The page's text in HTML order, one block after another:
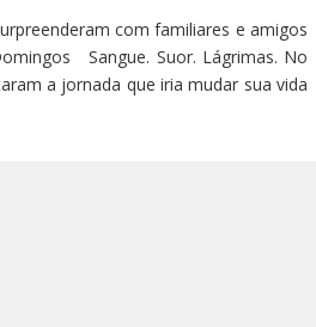
com familiares e amigos
Sangue. Suor. Lágrimas. No
a jornada que iria mudar sua vida